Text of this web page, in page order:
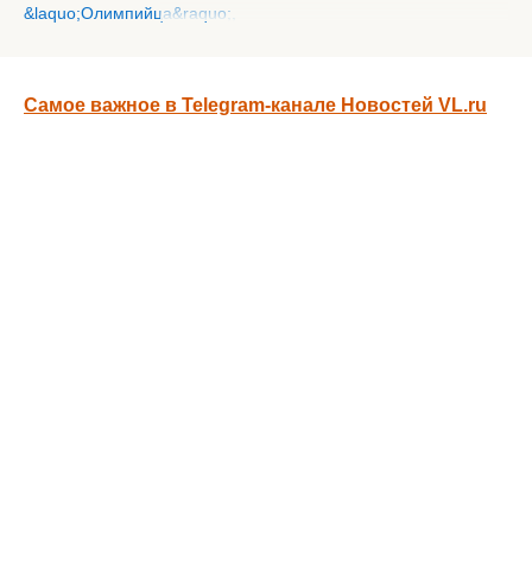
Самое важное в Telegram-канале Новостей VL.ru